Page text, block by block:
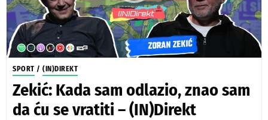
SPORT / (IN)DIREKT
Zekić: Kada sam odlazio, znao sam
da ću se vratiti – (IN)Direkt